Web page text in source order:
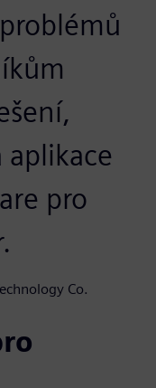
aplikace
pro
Co.